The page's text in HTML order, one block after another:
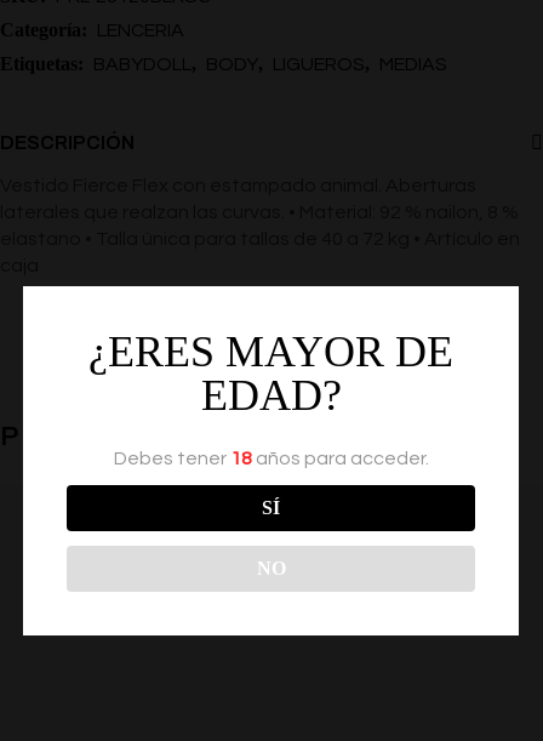
Categoría: LENCERIA
Etiquetas: BABYDOLL , BODY, LIGUEROS, MEDIAS
DESCRIPCIÓN
PRODUCTOS RELACIONADOS
¿ERES MAYOR DE
EDAD?
Debes tener 18años para acceder.
SÍ
NO